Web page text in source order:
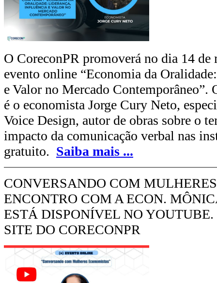
O CoreconPR promoverá no dia 14 de
evento online “Economia da
e Valor no Mercado Contemporâneo”.
é o economista Jorge Cury Neto,
Voice Design, autor de obras sobre o
impacto da comunicação verbal nas
gratuito. Saiba mais ...
CONVERSANDO COM
ENCONTRO COM A ECON.
ESTÁ DISPONÍVEL NO
SITE DO CORECONPR